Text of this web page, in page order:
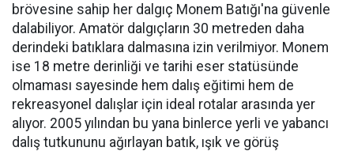
brövesine sahip her dalgıç Monem Batığı'na güvenle
dalabiliyor. Amatör dalgıçların 30 metreden daha
derindeki batıklara dalmasına izin verilmiyor. Monem
ise 18 metre derinliği ve tarihi eser statüsünde
olmaması sayesinde hem dalış eğitimi hem de
rekreasyonel dalışlar için ideal rotalar arasında yer
alıyor. 2005 yılından bu yana binlerce yerli ve yabancı
dalış tutkununu ağırlayan batık, ışık ve görüş